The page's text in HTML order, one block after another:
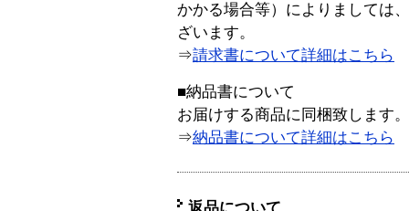
かかる場合等）によりましては
ざいます。
⇒請求書について詳細はこちら
■納品書について
お届けする商品に同梱致します。
⇒納品書について詳細はこちら